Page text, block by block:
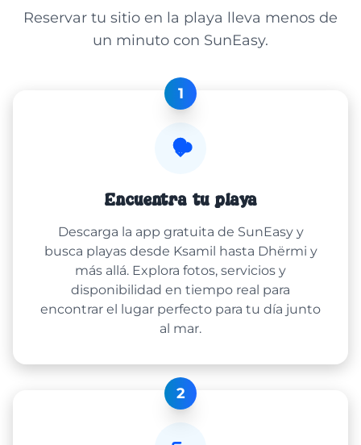
Reservar tu sitio en la playa lleva menos de
un minuto con SunEasy.
1
Encuentra tu playa
Descarga la app gratuita de SunEasy y
busca playas desde Ksamil hasta Dhërmi y
más allá. Explora fotos, servicios y
disponibilidad en tiempo real para
encontrar el lugar perfecto para tu día junto
al mar.
2